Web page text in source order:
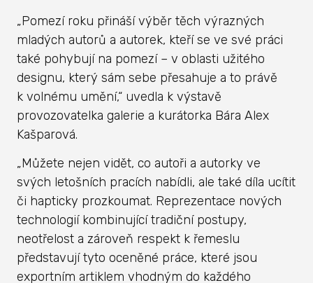
„Pomezí roku přináší výběr těch výrazných
mladých autorů a autorek, kteří se ve své práci
také pohybují na pomezí – v oblasti užitého
designu, který sám sebe přesahuje a to právě
k volnému umění,“ uvedla k výstavě
provozovatelka galerie a kurátorka Bára Alex
Kašparová.
„Můžete nejen vidět, co autoři a autorky ve
svých letošních pracích nabídli, ale také díla ucítit
či hapticky prozkoumat. Reprezentace nových
technologií kombinující tradiční postupy,
neotřelost a zároveň respekt k řemeslu
představují tyto oceněné práce, které jsou
exportním artiklem vhodným do každého